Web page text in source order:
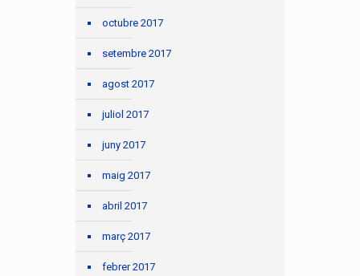
octubre 2017
setembre 2017
agost 2017
juliol 2017
juny 2017
maig 2017
abril 2017
març 2017
febrer 2017